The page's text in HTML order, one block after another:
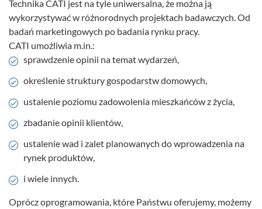
Technika CATI jest na tyle uniwersalna, że można ją
wykorzystywać w różnorodnych projektach badawczych. Od
badań marketingowych po badania rynku pracy.
CATI umożliwia m.in.:
sprawdzenie opinii na temat wydarzeń,
określenie struktury gospodarstw domowych,
ustalenie poziomu zadowolenia mieszkańców z życia,
zbadanie opinii klientów,
ustalenie wad i zalet planowanych do wprowadzenia na
rynek produktów,
i wiele innych.
Oprócz oprogramowania, które Państwu oferujemy, możemy